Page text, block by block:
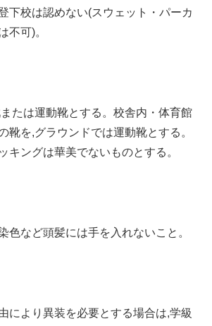
下校は認めない(スウェット・パーカ
不可)。
たは運動靴とする。校舎内・体育館
靴を,グラウンドでは運動靴とする。
ングは華美でないものとする。
など頭髪には手を入れないこと。
により異装を必要とする場合は,学級